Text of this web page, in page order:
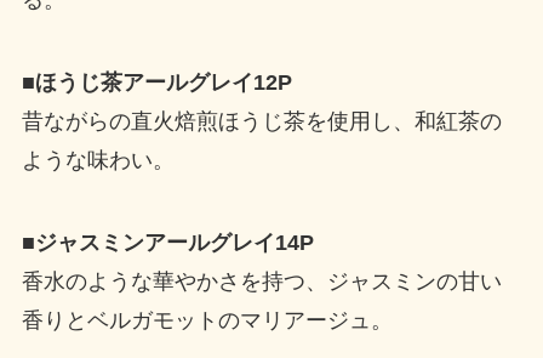
■ほうじ茶アールグレイ12P
昔ながらの直火焙煎ほうじ茶を使用し、和紅茶の
ような味わい。
■ジャスミンアールグレイ14P
香水のような華やかさを持つ、ジャスミンの甘い
香りとベルガモットのマリアージュ。